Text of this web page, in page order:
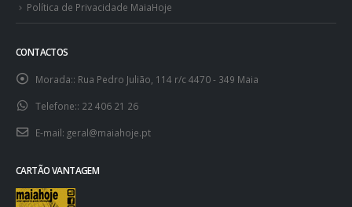
Política de Privacidade MaiaHoje
CONTACTOS
Morada:: Rua Pedro Julião, 114 r/c 4470 - 349 Maia
Telefone:: 22 406 21 26
E-mail: geral@maiahoje.pt
CARTÃO VANTAGEM